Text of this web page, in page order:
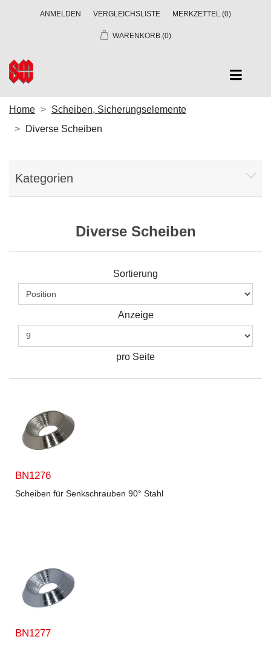
ANMELDEN VERGLEICHSLISTE MERKZETTEL (0)
WARENKORB (0)
Home
Scheiben, Sicherungselemente
Diverse Scheiben
Kategorien
Diverse Scheiben
Sortierung
Anzeige
pro Seite
BN1276
Scheiben für Senkschrauben 90° Stahl
BN1277